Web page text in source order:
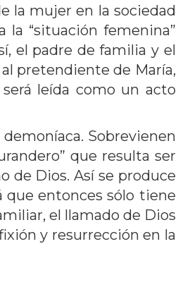
la mujer en la sociedad
“situación femenina”
el padre de familia y el
pretendiente de María,
leída como un acto
Sobrevienen
que resulta ser
de Dios. Así se produce
que entonces sólo tiene
el llamado de Dios
y resurrección en la